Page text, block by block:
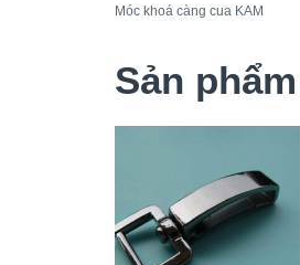
Móc khoá càng cua KAM
Sản